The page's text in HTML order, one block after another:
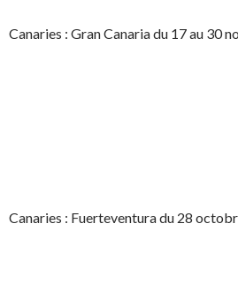
Canaries : Gran Canaria du 17 au 30
Canaries : Fuerteventura du 28